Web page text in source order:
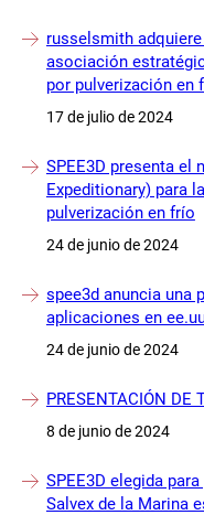
russelsmith
asociación
por pulverización en
17 de julio de 2024
SPEE3D presenta el
Expeditionary) para
pulverización en frío
24 de junio de 2024
spee3d anuncia una
aplicaciones en
24 de junio de 2024
PRESENTACIÓN DE
8 de junio de 2024
SPEE3D elegida
Salvex de la Marina